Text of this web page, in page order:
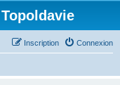
Connexion
Inscription